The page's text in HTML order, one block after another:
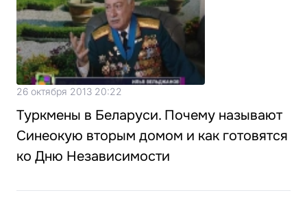
26 октября 2013 20:22
Туркмены в Беларуси. Почему называют
Синеокую вторым домом и как готовятся
ко Дню Независимости